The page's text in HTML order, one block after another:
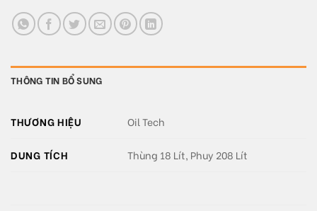
THÔNG TIN BỔ SUNG
THƯƠNG HIỆU Oil Tech
DUNG TÍCH Thùng 18 Lít, Phuy 208 Lít